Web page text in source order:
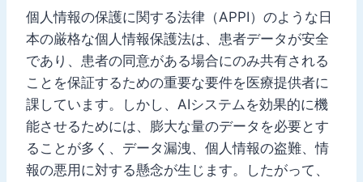
個人情報の保護に関する法律（APPI）のような日
本の厳格な個人情報保護法は、患者データが安全
であり、患者の同意がある場合にのみ共有される
ことを保証するための重要な要件を医療提供者に
課しています。しかし、AIシステムを効果的に機
能させるためには、膨大な量のデータを必要とす
ることが多く、データ漏洩、個人情報の盗難、情
報の悪用に対する懸念が生じます。したがって、